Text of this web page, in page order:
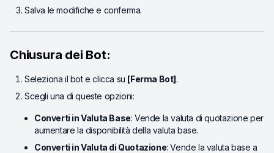
Salva le modifiche e conferma.
Chiusura dei Bot:
Seleziona il bot e clicca su [Ferma Bot].
Scegli una di queste opzioni:
Converti in Valuta Base: Vende la valuta di quotazione per
aumentare la disponibilità della valuta base.
Converti in Valuta di Quotazione: Vende la valuta base a